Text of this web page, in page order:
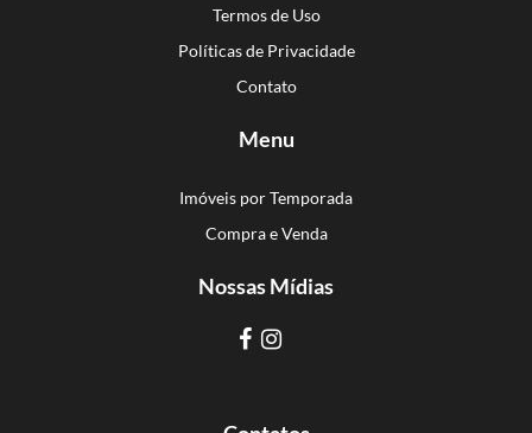
Termos de Uso
Políticas de Privacidade
Contato
Menu
Imóveis por Temporada
Compra e Venda
Nossas Mídias